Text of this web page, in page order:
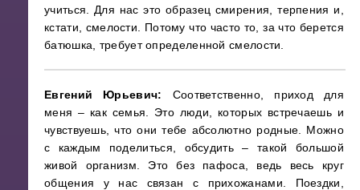
учиться. Для нас это образец смирения, терпения и,
кстати, смелости. Потому что часто то, за что берется
батюшка, требует определенной смелости.
Евгений Юрьевич: Соответственно, приход для
меня – как семья. Это люди, которых встречаешь и
чувствуешь, что они тебе абсолютно родные. Можно
с каждым поделиться, обсудить – такой большой
живой организм. Это без пафоса, ведь весь круг
общения у нас связан с прихожанами. Поездки,